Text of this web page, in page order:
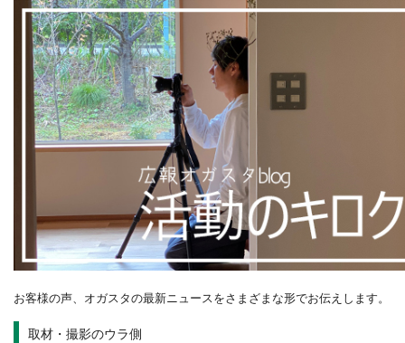
お客様の声、オガスタの最新ニュースをさまざまな形でお伝えします。
取材・撮影のウラ側